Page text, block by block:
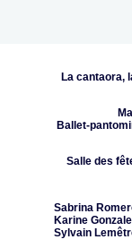
La cantaora,
Ballet-
Salle des
Sabrina
Karine
Sylvain